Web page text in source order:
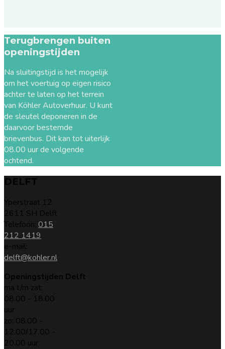
Terugbrengen buiten
openingstijden
Na sluitingstijd is het mogelijk
om het voertuig op eigen risico
achter te laten op het terrein
van Köhler Autoverhuur. U kunt
de sleutel deponeren in de
daarvoor bestemde
brievenbus. Dit kan tot uiterlijk
08.00 uur de volgende
ochtend.
DELFT
Yperstraat 12
2611 SH Delft
Telefoon: 015
212 1419
e-mail:
delft@kohler.nl
Openingstijden Delft
ma t/m zat:
08.00 - 18.00
uur
zo: 08.00 -
12.00/17.00 -
20.00 uur